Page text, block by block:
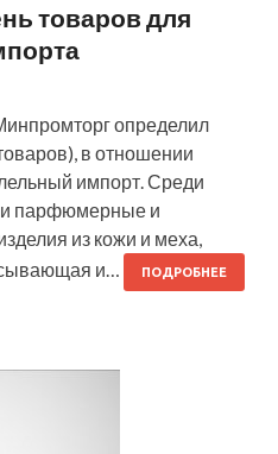
товаров для
определил
в отношении
импорт. Среди
парфюмерные и
из кожи и меха,
и…
ПОДРОБНЕЕ